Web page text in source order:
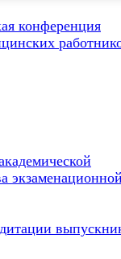
конференция